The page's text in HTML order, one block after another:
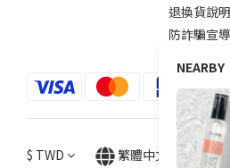
退換貨說明
防詐騙宣導
$ TWD 繁體中文
NEARBY